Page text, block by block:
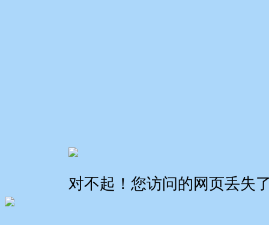
对不起！您访问的网页丢失